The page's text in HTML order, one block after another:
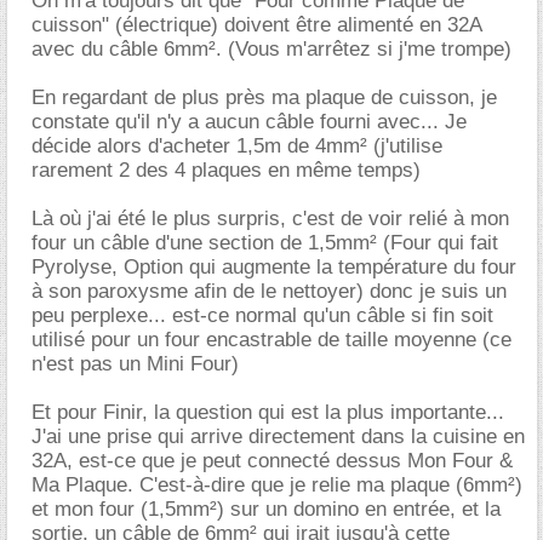
cuisson" (électrique) doivent être alimenté en 32A
avec du câble 6mm². (Vous m'arrêtez si j'me trompe)
En regardant de plus près ma plaque de cuisson, je
constate qu'il n'y a aucun câble fourni avec... Je
décide alors d'acheter 1,5m de 4mm² (j'utilise
rarement 2 des 4 plaques en même temps)
Là où j'ai été le plus surpris, c'est de voir relié à mon
four un câble d'une section de 1,5mm² (Four qui fait
Pyrolyse, Option qui augmente la température du four
à son paroxysme afin de le nettoyer) donc je suis un
peu perplexe... est-ce normal qu'un câble si fin soit
utilisé pour un four encastrable de taille moyenne (ce
n'est pas un Mini Four)
Et pour Finir, la question qui est la plus importante...
J'ai une prise qui arrive directement dans la cuisine en
32A, est-ce que je peut connecté dessus Mon Four &
Ma Plaque. C'est-à-dire que je relie ma plaque (6mm²)
et mon four (1,5mm²) sur un domino en entrée, et la
sortie, un câble de 6mm² qui irait jusqu'à cette